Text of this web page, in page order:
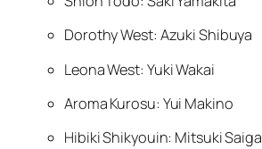
Dorothy West: Azuki Shibuya
Leona West: Yuki Wakai
Aroma Kurosu: Yui Makino
Hibiki Shikyouin: Mitsuki Saiga